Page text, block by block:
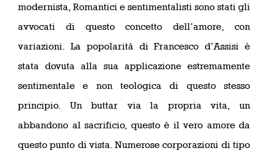
modernista, Romantici e sentimentalisti sono stati gli
avvocati di questo concetto dell’amore, con
variazioni. La popolarità di Francesco d’Assisi è
stata dovuta alla sua applicazione estremamente
sentimentale e non teologica di questo stesso
principio. Un buttar via la propria vita, un
abbandono al sacrificio, questo è il vero amore da
questo punto di vista. Numerose corporazioni di tipo